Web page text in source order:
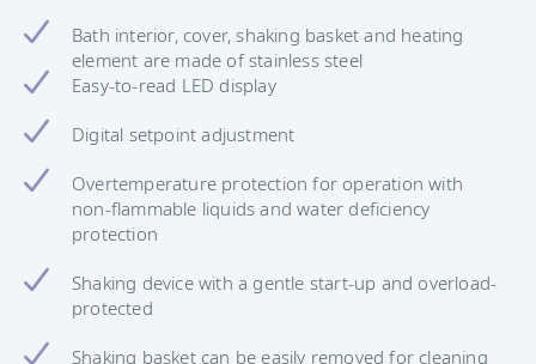
Bath interior, cover, shaking basket and heating
element are made of stainless steel
Easy-to-read LED display
Digital setpoint adjustment
Overtemperature protection for operation with
non-flammable liquids and water deficiency
protection
Shaking device with a gentle start-up and overload-
protected
Shaking basket can be easily removed for cleaning